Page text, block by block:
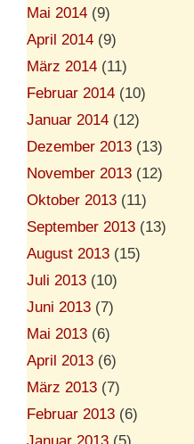
Mai 2014 (9)
April 2014 (9)
März 2014 (11)
Februar 2014 (10)
Januar 2014 (12)
Dezember 2013 (13)
November 2013 (12)
Oktober 2013 (11)
September 2013 (13)
August 2013 (15)
Juli 2013 (10)
Juni 2013 (7)
Mai 2013 (6)
April 2013 (6)
März 2013 (7)
Februar 2013 (6)